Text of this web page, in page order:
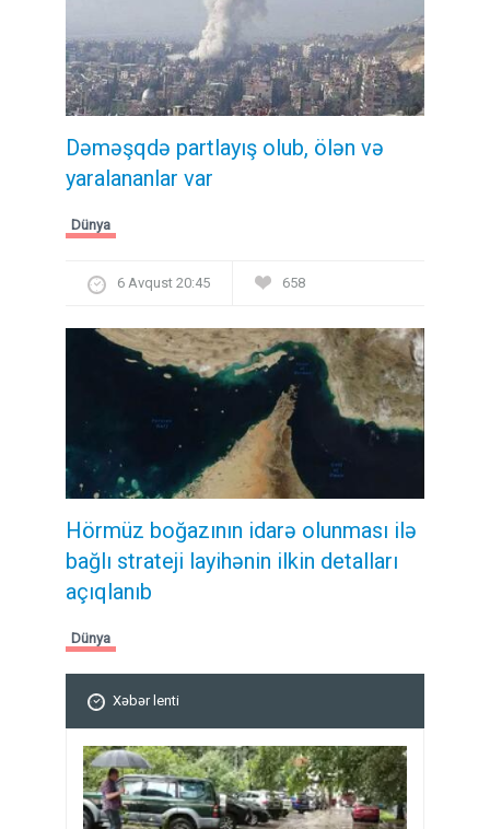
Dəməşqdə partlayış olub, ölən və
yaralananlar var
Dünya
6 Avqust 20:45 658
Hörmüz boğazının idarə olunması ilə
bağlı strateji layihənin ilkin detalları
açıqlanıb
Dünya
Xəbər lenti